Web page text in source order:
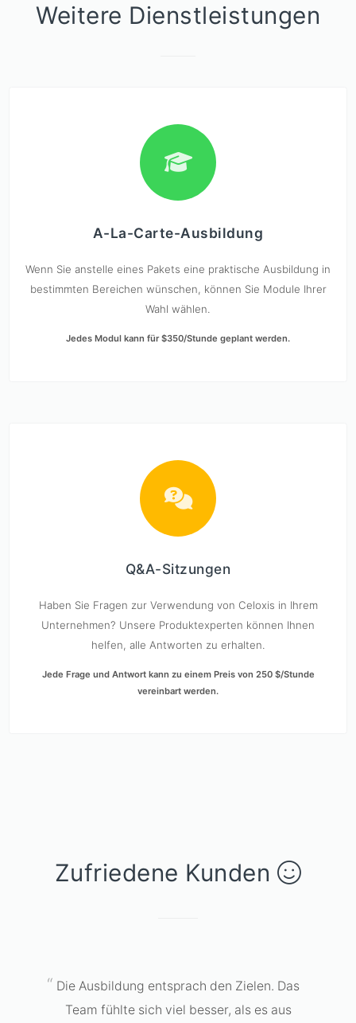
Weitere Dienstleistungen
A-La-Carte-Ausbildung
Wenn Sie anstelle eines Pakets eine praktische Ausbildung in
bestimmten Bereichen wünschen, können Sie Module Ihrer
Wahl wählen.
Jedes Modul kann für $350/Stunde geplant werden.
Q&A-Sitzungen
Haben Sie Fragen zur Verwendung von Celoxis in Ihrem
Unternehmen? Unsere Produktexperten können Ihnen
helfen, alle Antworten zu erhalten.
Jede Frage und Antwort kann zu einem Preis von 250 $/Stunde
vereinbart werden.
Zufriedene Kunden
Ich war sehr zufrieden mit der
Bereitschaft der Ausbilder, zuzuhören